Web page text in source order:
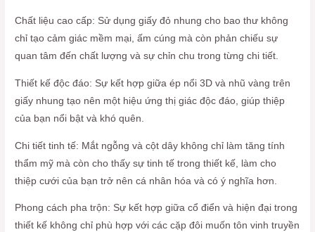
Chất liệu cao cấp: Sử dụng giấy đỏ nhung cho bao thư không
chỉ tạo cảm giác mềm mại, ấm cúng mà còn phản chiếu sự
quan tâm đến chất lượng và sự chỉn chu trong từng chi tiết.
Thiết kế độc đáo: Sự kết hợp giữa ép nổi 3D và nhũ vàng trên
giấy nhung tạo nên một hiệu ứng thị giác độc đáo, giúp thiệp
của bạn nổi bật và khó quên.
Chi tiết tinh tế: Mắt ngỗng và cột dây không chỉ làm tăng tính
thẩm mỹ mà còn cho thấy sự tinh tế trong thiết kế, làm cho
thiệp cưới của bạn trở nên cá nhân hóa và có ý nghĩa hơn.
Phong cách pha trộn: Sự kết hợp giữa cổ điển và hiện đại trong
thiết kế không chỉ phù hợp với các cặp đôi muốn tôn vinh truyền